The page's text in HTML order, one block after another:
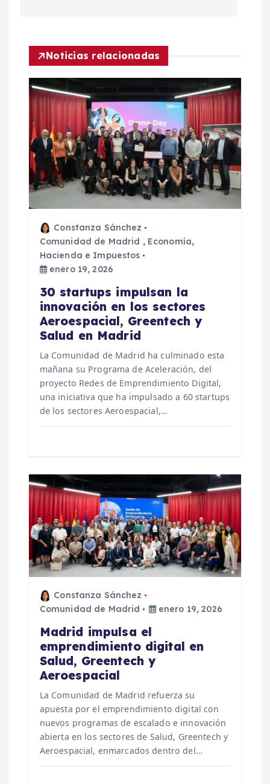
g
a
c
ó
n
a
s
Noticias relacionadas
Constanza Sánchez
Comunidad de Madrid , Economía,
Hacienda e Impuestos
enero 19, 2026
30 startups impulsan la
innovación en los sectores
Aeroespacial, Greentech y
Salud en Madrid
La Comunidad de Madrid ha culminado esta
mañana su Programa de Aceleración, del
proyecto Redes de Emprendimiento Digital,
una iniciativa que ha impulsado a 60 startups
de los sectores Aeroespacial,…
Constanza Sánchez
Comunidad de Madrid
enero 19, 2026
Madrid impulsa el
emprendimiento digital en
Salud, Greentech y
Aeroespacial
La Comunidad de Madrid refuerza su
apuesta por el emprendimiento digital con
nuevos programas de escalado e innovación
abierta en los sectores de Salud, Greentech y
Aeroespacial, enmarcados dentro del…